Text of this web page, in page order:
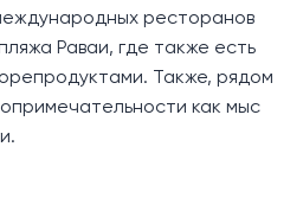
ресторанов
Раваи, где также есть
Также, рядом
как мыс